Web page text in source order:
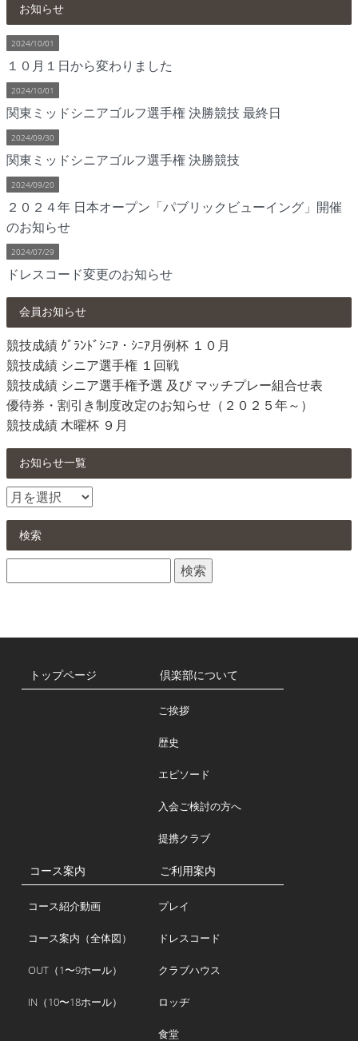
お知らせ
2024/10/01
１０月１日から変わりました
2024/10/01
関東ミッドシニアゴルフ選手権 決勝競技 最終日
2024/09/30
関東ミッドシニアゴルフ選手権 決勝競技
2024/09/20
２０２４年 日本オープン「パブリックビューイング」開催
のお知らせ
2024/07/29
ドレスコード変更のお知らせ
会員お知らせ
競技成績 ｸﾞﾗﾝﾄﾞｼﾆｱ・ｼﾆｱ月例杯 １０月
競技成績 シニア選手権 １回戦
競技成績 シニア選手権予選 及び マッチプレー組合せ表
優待券・割引き制度改定のお知らせ（２０２５年～）
競技成績 木曜杯 ９月
お知らせ一覧
お
せ
検索
索:
トップページ 倶楽部について
ご挨拶
歴史
エピソード
入会ご検討の方へ
提携クラブ
コース案内
コース紹介動画
コース案内（全体図）
OUT（1〜9ホール）
IN（10〜18ホール）
ご利用案内
プレイ
ドレスコード
クラブハウス
ロッヂ
食堂